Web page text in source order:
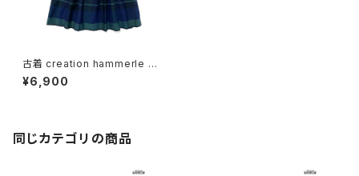
古着 creation hammerle チ
ェック柄 ウール 膝丈 タック ス
カート 紺 緑 (btu2411038)
¥6,900
同じカテゴリの商品